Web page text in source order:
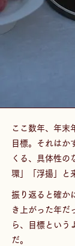
ここ数年、年末
目標。それはか
くる、具体性の
環」「浮揚」と
振り返ると確か
き上がった年だ
ら、目標という
だ。